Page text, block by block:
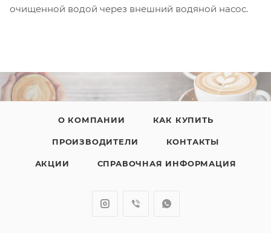
очищенной водой через внешний водяной насос.
О КОМПАНИИ КАК КУПИТЬ
ПРОИЗВОДИТЕЛИ КОНТАКТЫ
АКЦИИ СПРАВОЧНАЯ ИНФОРМАЦИЯ